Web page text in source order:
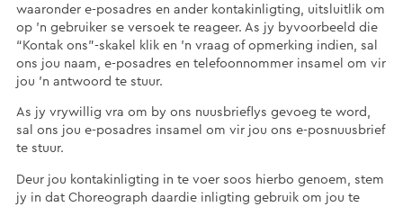
waaronder e-posadres en ander kontakinligting, uitsluitlik om
op ’n gebruiker se versoek te reageer. As jy byvoorbeeld die
“Kontak ons”-skakel klik en ’n vraag of opmerking indien, sal
ons jou naam, e-posadres en telefoonnommer insamel om vir
jou ’n antwoord te stuur.
As jy vrywillig vra om by ons nuusbrieflys gevoeg te word,
sal ons jou e-posadres insamel om vir jou ons e-posnuusbrief
te stuur.
Deur jou kontakinligting in te voer soos hierbo genoem, stem
jy in dat Choreograph daardie inligting gebruik om jou te